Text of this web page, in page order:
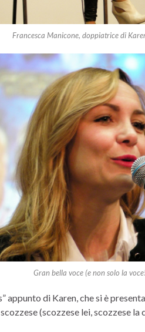
Francesca Manicone, doppiatrice di
Gran bella voce (e non solo la
appunto di Karen, che si è
(scozzese lei, scozzese la